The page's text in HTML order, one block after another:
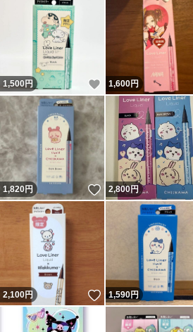
1,500円 いいね！
1,600円
1,820円 いいね！
2,800円
2,100円 いいね！
1,590円